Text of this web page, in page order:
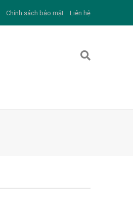
Chính sách bảo mật Liên hệ